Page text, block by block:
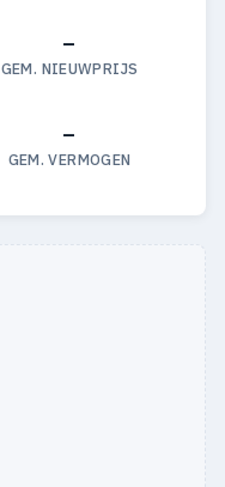
—
GEM. NIEUWPRIJS
—
GEM. VERMOGEN